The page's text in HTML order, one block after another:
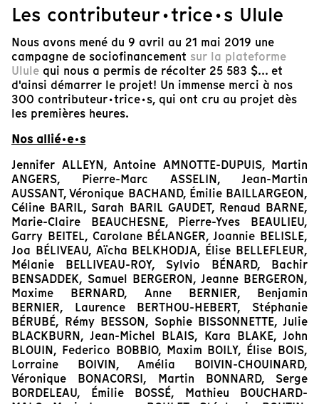
Les contributeur·trice·s Ulule
Nous avons mené du 9 avril au 21 mai 2019 une
campagne de sociofinancement sur la plateforme
Ulule qui nous a permis de récolter 25 583 $... et
d'ainsi démarrer le projet! Un immense merci à nos
300 contributeur·trice·s, qui ont cru au projet dès
les premières heures.
Nos allié·e·s
Jennifer ALLEYN, Antoine AMNOTTE-DUPUIS, Martin
ANGERS, Pierre-Marc ASSELIN, Jean-Martin
AUSSANT, Véronique BACHAND, Émilie BAILLARGEON,
Céline BARIL, Sarah BARIL GAUDET, Renaud BARNE,
Marie-Claire BEAUCHESNE, Pierre-Yves BEAULIEU,
Garry BEITEL, Carolane BÉLANGER, Joannie BELISLE,
Joa BÉLIVEAU, Aïcha BELKHODJA, Élise BELLEFLEUR,
Mélanie BELLIVEAU-ROY, Sylvio BÉNARD, Bachir
BENSADDEK, Samuel BERGERON, Jeanne BERGERON,
Maxime BERNARD, Anne BERNIER, Benjamin
BERNIER, Laurence BERTHOU-HEBERT, Stéphanie
BÉRUBÉ, Rémy BESSON, Sophie BISSONNETTE, Julie
BLACKBURN, Jean-Michel BLAIS, Kara BLAKE, John
BLOUIN, Federico BOBBIO, Maxim BOILY, Élise BOIS,
Lorraine BOIVIN, Amélia BOIVIN-CHOUINARD,
Véronique BONACORSI, Martin BONNARD, Serge
BORDELEAU, Émilie BOSSÉ, Mathieu BOUCHARD-